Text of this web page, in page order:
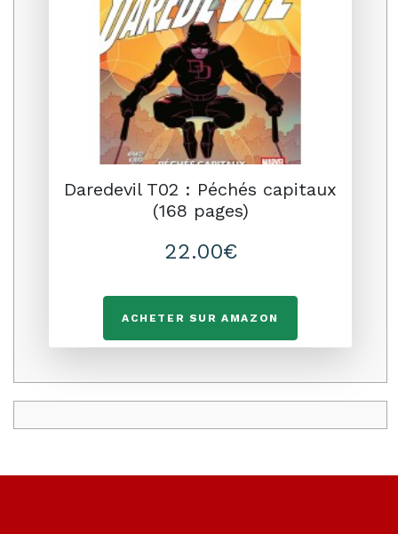
Daredevil T02 : Péchés capitaux
(168 pages)
22.00€
ACHETER SUR AMAZON